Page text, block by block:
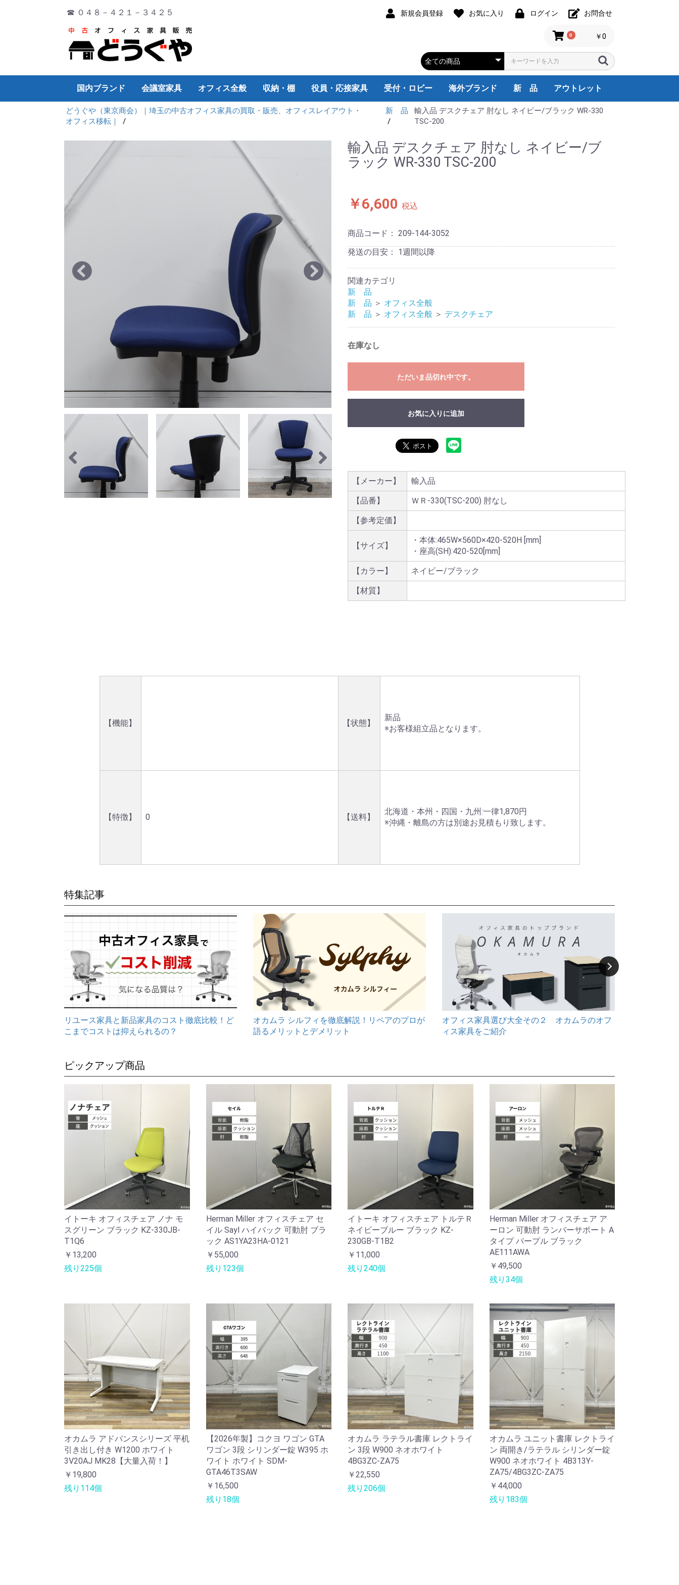
☎ ０４８－４２１－３４２５ 新規会員登録 お気に入り ログイン お問合せ
0 ￥0
国内ブランド
オカムラ デスク
チェア
ワゴン・脇机
会議テーブル
書庫
ロッカー
その他
イトーキ デスク
チェア
ワゴン・脇机
会議テーブル
書庫
ロッカー
その他
コクヨ デスク
チェア
ワゴン・脇机
会議テーブル
書庫
ロッカー
その他
PLUS チェア
デスク
ワゴン・脇机
会議テーブル
書庫
ロッカー
その他
ウチダ デスク
チェア
ワゴン・脇机
会議テーブル
書庫
ロッカー
その他
TOYO デスク
チェア
ワゴン・脇机
会議テーブル
書庫
ロッカー
その他
その他
会議室家具
ミーティングチェア キャスター付
キャスターなし
ミーティングテーブル カウンターテーブル
大型会議テーブル
折りたたみテーブル
ラウンドテーブル
スクエアテーブル
演台
折り畳み
会議サポートツール
オフィス全般
デスクチェア エグゼクティブチェア
肘なしデスクチェア
肘付デスクチェア
チェア用パーツ
片袖デスク 片袖机 旧JIS
片袖机 W1400
片袖机 W1200
片袖机 W1100
片袖机 W1000
両袖デスク 両袖机 旧JIS
両袖机 W1600
両袖机 W1400
平デスク 平机 W800
平机 旧JIS
平机W1800
平机W1600
平机W1500
平机W1400
平机W1200
平机W1100
平机W1000
システムデスク L型机
平机
片袖机
両袖机
折り畳み机
Ｌ型デスク L型机 W2200
L型机 W1800
L型机 W1600
L型机 W1200
ワゴン・脇机 脇机
インサイドワゴン
パーティション
ホワイトボード 脚付きタイプ
壁掛けタイプ
OA機器
オフィス家電
その他
厨房機器
収納・棚
ロッカー/靴箱 衣類ロッカー 1人用
2人用
3人用
4人用
5人用
6人用
8人用
9人用
備品ロッカー
靴 箱
書庫/キャビネット マップケース
オープン書庫
レターケース
ユニット書庫
ラテラルキャビネット
引違い書庫
両開き書庫
ファイルキャビネット
スチールラック
役員・応接家具
応接用家具
応接会議机・椅子
応接セット
エグゼクティブ家具
受付・ロビー
小型・丸テーブル
カウンター
ロビー・ラウンジ
海外ブランド
cassina,ixc
Friz Hansen
HILL INTERNATIONAL
Herman Miller
Knoll
Steelcase
USM Haller
Vitra
Wilkhahn
天童木工
その他
新 品
国内ブランド
オフィス全般
受付・ロビー
役員・応接家具
会議・ミーティング
収納・棚
その他
海外ブランド
アウトレット
国内ブランド
オフィス全般
受付ロビー
役員・応接家具
会議室家具
収納・棚
その他
海外ブランド
どうぐや（東京商会）｜埼玉の中古オフィス家具の買取・販売、オフィスレイアウト・
オフィス移転｜
新 品
輸入品 デスクチェア 肘なし ネイビー/ブラック WR-330
TSC-200
輸入品 デスクチェア 肘なし ネイビー/ブ
ラック WR-330 TSC-200
￥6,600 税込
商品コード：209-144-3052
発送の目安： 1週間以降
関連カテゴリ
新 品
新 品 ＞ オフィス全般
新 品 ＞ オフィス全般 ＞ デスクチェア
在庫なし
ただいま品切れ中です。
お気に入りに追加
【メーカー】 輸入品
【品番】 ＷＲ-330(TSC-200) 肘なし
【参考定価】
【サイズ】
・本体:465W×560D×420-520H [mm]
・座高(SH):420-520[mm]
【カラー】 ネイビー/ブラック
【材質】
【機能】 【状態】
新品
※お客様組立品となります。
【特徴】 0 【送料】
北海道・本州・四国・九州:一律1,870円
※沖縄・離島の方は別途お見積もり致します。
特集記事
リユース家具と新品家具のコスト徹底比較！ど
こまでコストは抑えられるの？
オカムラ シルフィを徹底解説！リペアのプロが
語るメリットとデメリット
オフィス家具選び大全その２ オカムラのオフ
ィス家具をご紹介
ピックアップ商品
イトーキ オフィスチェア ノナ モ
スグリーン ブラック KZ-330JB-
T1Q6
￥13,200
残り225個
Herman Miller オフィスチェア セ
イル Sayl ハイバック 可動肘 ブラ
ック AS1YA23HA-0121
￥55,000
残り123個
イトーキ オフィスチェア トルテＲ
ネイビーブルー ブラック KZ-
230GB-T1B2
￥11,000
残り240個
Herman Miller オフィスチェア ア
ーロン 可動肘 ランバーサポート A
タイプ パープル ブラック
AE111AWA
￥49,500
残り34個
オカムラ アドバンスシリーズ 平机
引き出し付き W1200 ホワイト
3V20AJ MK28【大量入荷！】
￥19,800
残り114個
【2026年製】コクヨ ワゴン GTA
ワゴン 3段 シリンダー錠 W395 ホ
ワイト ホワイト SDM-
GTA46T3SAW
￥16,500
残り18個
オカムラ ラテラル書庫 レクトライ
ン 3段 W900 ネオホワイト
4BG3ZC-ZA75
￥22,550
残り206個
オカムラ ユニット書庫 レクトライ
ン 両開き/ラテラル シリンダー錠
W900 ネオホワイト 4B313Y-
ZA75/4BG3ZC-ZA75
￥44,000
残り183個